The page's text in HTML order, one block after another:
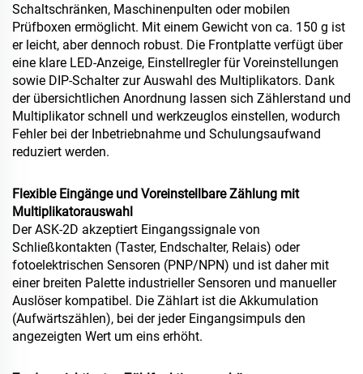
Schaltschränken, Maschinenpulten oder mobilen
Prüfboxen ermöglicht. Mit einem Gewicht von ca. 150 g ist
er leicht, aber dennoch robust. Die Frontplatte verfügt über
eine klare LED-Anzeige, Einstellregler für Voreinstellungen
sowie DIP-Schalter zur Auswahl des Multiplikators. Dank
der übersichtlichen Anordnung lassen sich Zählerstand und
Multiplikator schnell und werkzeuglos einstellen, wodurch
Fehler bei der Inbetriebnahme und Schulungsaufwand
reduziert werden.
Flexible Eingänge und Voreinstellbare Zählung mit
Multiplikatorauswahl
Der ASK‑2D akzeptiert Eingangssignale von
Schließkontakten (Taster, Endschalter, Relais) oder
fotoelektrischen Sensoren (PNP/NPN) und ist daher mit
einer breiten Palette industrieller Sensoren und manueller
Auslöser kompatibel. Die Zählart ist die Akkumulation
(Aufwärtszählen), bei der jeder Eingangsimpuls den
angezeigten Wert um eins erhöht.